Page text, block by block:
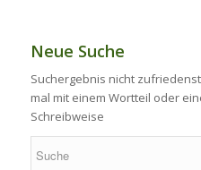
Neue Suche
Suchergebnis nicht
mal mit einem Wortteil oder
Schreibweise